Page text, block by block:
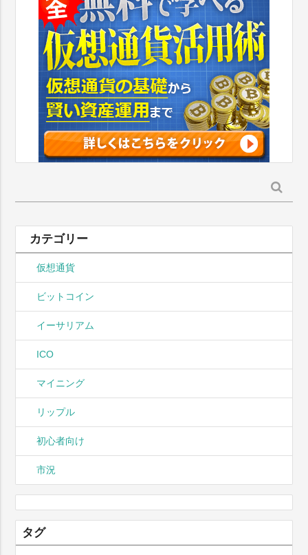
索:
カテゴリー
仮想通貨
ビットコイン
イーサリアム
ICO
マイニング
リップル
初心者向け
市況
タグ